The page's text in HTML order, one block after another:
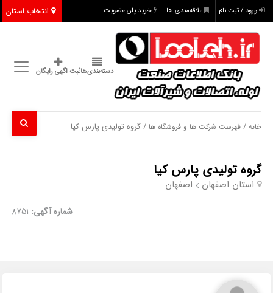
انتخاب استان ورود / ثبت نام علاقه‌مندی ها خرید پلن عضویت
دسته‌بندی‌هاثبت اگهی رایگان
خانه /فهرست شرکت ها و فروشگاه ها / گروه تولیدی پارس کیا
گروه تولیدی پارس کیا
استان اصفهان اصفهان
شماره آگهی: 8751